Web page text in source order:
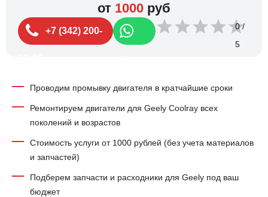
от 1000 руб
+7 (342) 200- 0
Проводим промывку двигателя в кратчайшие сроки
Ремонтируем двигатели для Geely Coolray всех
поколений и возрастов
Стоимость услуги от 1000 рублей (без учета материалов
и запчастей)
Подберем запчасти и расходники для Geely под ваш
бюджет